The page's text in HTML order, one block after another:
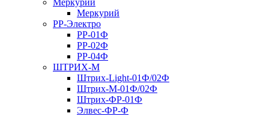
Меркурий
РР-Электро
РР-01Ф
РР-02Ф
РР-04Ф
ШТРИХ-М
Штрих-Light-01Ф/02Ф
Штрих-М-01Ф/02Ф
Штрих-ФР-01Ф
Элвес-ФР-Ф